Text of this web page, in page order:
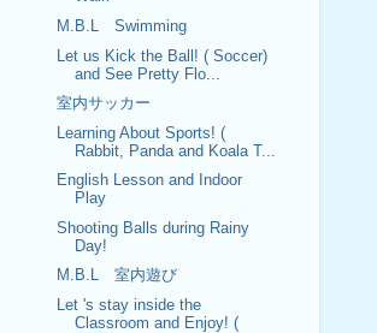
M.B.L Swimming
Let us Kick the Ball! ( Soccer)
and See Pretty Flo...
室内サッカー
Learning About Sports! (
Rabbit, Panda and Koala T...
English Lesson and Indoor
Play
Shooting Balls during Rainy
Day!
M.B.L 室内遊び
Let 's stay inside the
Classroom and Enjoy! (